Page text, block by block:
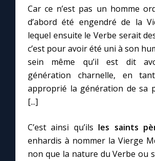
Marie de Nazareth
Car ce n’est pas un homme
d’abord été engendré de la
lequel ensuite le Verbe serait
c’est pour avoir été uni à son
sein même qu’il est dit
génération charnelle, en
approprié la génération de sa
[...]
C’est ainsi qu’ils les saints
enhardis à nommer la Vierge
non que la nature du Verbe ou